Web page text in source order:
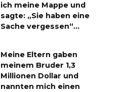
ich meine Mappe und
sagte: „Sie haben eine
Sache vergessen“…
Meine Eltern gaben
meinem Bruder 1,3
Millionen Dollar und
nannten mich einen